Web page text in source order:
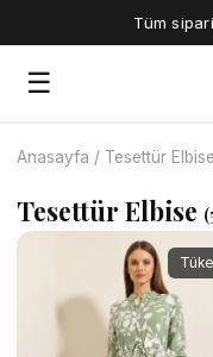
Tüm
☰
Tüm Ürünler
Kadın Gömlek
Tesettür Elbise
Anasayfa / Tesettür Elbise
Tesettür Elbise (